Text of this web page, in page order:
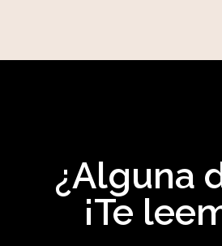
¿Alguna
¡Te